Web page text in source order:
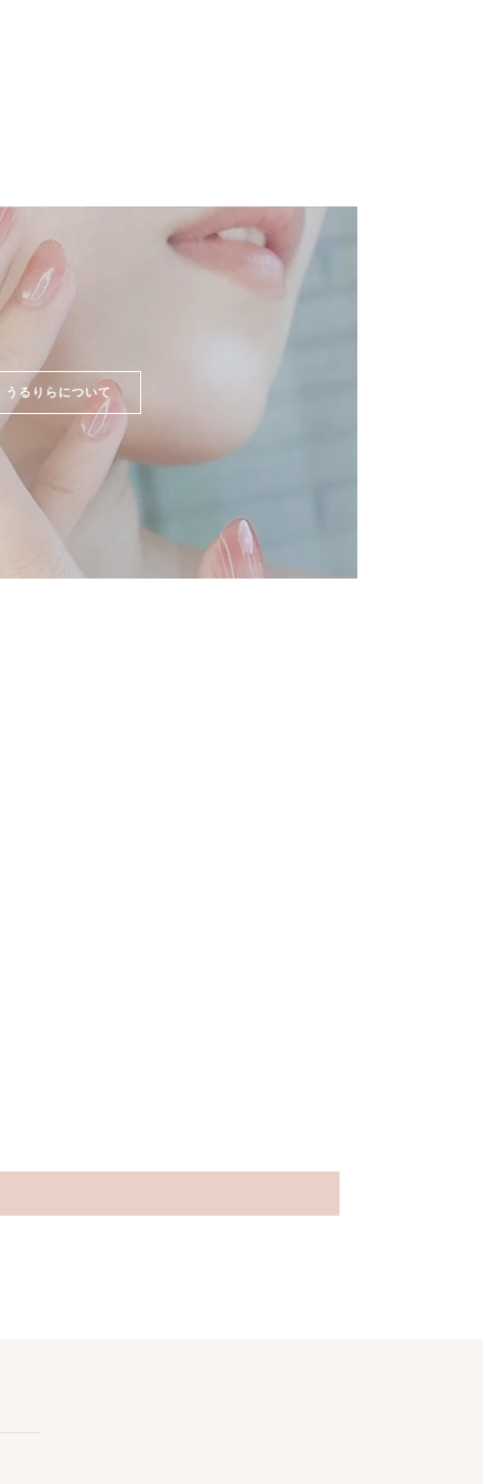
うるりらについて